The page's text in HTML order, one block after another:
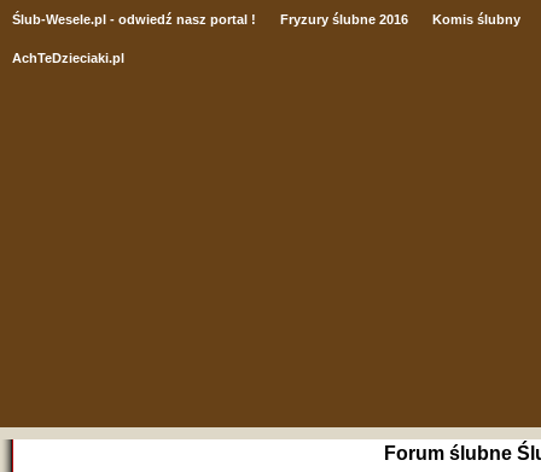
Ślub-Wesele.pl - odwiedź nasz portal ! Fryzury ślubne 2016 Komis ślubny
AchTeDzieciaki.pl
Forum ślubne